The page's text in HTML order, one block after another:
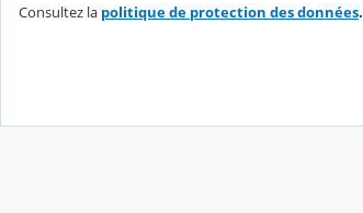
Consultez la politique de protection des données.